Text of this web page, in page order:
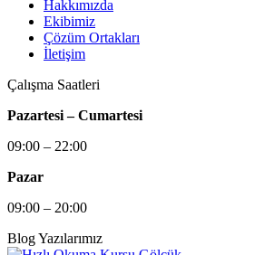
Hakkımızda
Ekibimiz
Çözüm Ortakları
İletişim
Çalışma Saatleri
Pazartesi – Cumartesi
09:00 – 22:00
Pazar
09:00 – 20:00
Blog Yazılarımız